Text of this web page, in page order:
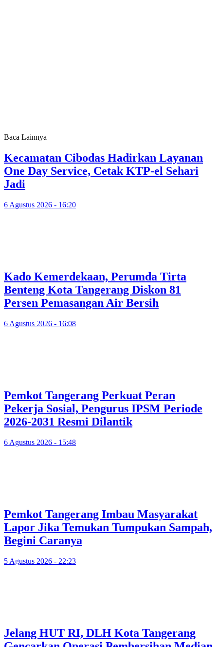
Baca Lainnya
Kecamatan Cibodas Hadirkan Layanan
One Day Service, Cetak KTP-el Sehari
Jadi
6 Agustus 2026 - 16:20
Kado Kemerdekaan, Perumda Tirta
Benteng Kota Tangerang Diskon 81
Persen Pemasangan Air Bersih
6 Agustus 2026 - 16:08
Pemkot Tangerang Perkuat Peran
Pekerja Sosial, Pengurus IPSM Periode
2026-2031 Resmi Dilantik
6 Agustus 2026 - 15:48
Pemkot Tangerang Imbau Masyarakat
Lapor Jika Temukan Tumpukan Sampah,
Begini Caranya
5 Agustus 2026 - 22:23
Jelang HUT RI, DLH Kota Tangerang